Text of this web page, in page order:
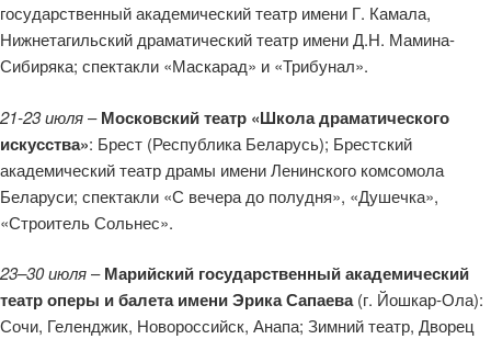
государственный академический театр имени Г. Камала,
Нижнетагильский драматический театр имени Д.Н. Мамина-
Сибиряка; спектакли «Маскарад» и «Трибунал».
21-23 июля–Московский театр «Школа драматического
искусства»: Брест (Республика Беларусь); Брестский
академический театр драмы имени Ленинского комсомола
Беларуси; спектакли «С вечера до полудня», «Душечка»,
«Строитель Сольнес».
23–30 июля–Марийский государственный академический
театр оперы и балета имени Эрика Сапаева(г. Йошкар-Ола):
Сочи, Геленджик, Новороссийск, Анапа; Зимний театр, Дворец